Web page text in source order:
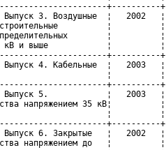
+----------+
Выпуск 3. Воздушные  ¦   2002   ¦
строительные          ¦          ¦
¦          ¦
35 кВ и выше            ¦          ¦
+----------+
Выпуск 4. Кабельные  ¦   2003   ¦
¦          ¦
+----------+
Выпуск 5.            ¦   2003   ¦
напряжением 35 кВ¦          ¦
¦          ¦
+----------+
Выпуск 6. Закрытые   ¦   2002   ¦
напряжением до   ¦          ¦